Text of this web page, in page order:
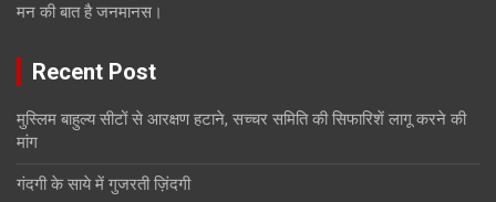
मन की बात है जनमानस।
Recent Post
मुस्लिम बाहुल्य सीटों से आरक्षण हटाने, सच्चर समिति की सिफारिशें लागू करने की
मांग
गंदगी के साये में गुजरती ज़िंदगी